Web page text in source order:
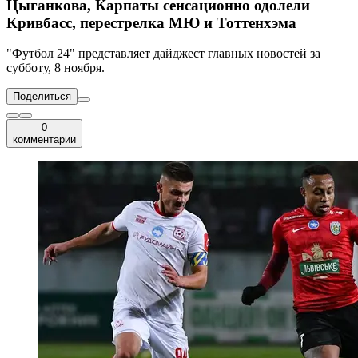
Цыганкова, Карпаты сенсационно одолели
Кривбасс, перестрелка МЮ и Тоттенхэма
"Футбол 24" представляет дайджест главных новостей за
субботу, 8 ноября.
Поделиться
0
комментарии